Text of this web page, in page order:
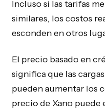
Incluso si las tarifas
similares, los costos
esconden en otros
El precio basado en
significa que las
pueden aumentar los
precio de Xano puede